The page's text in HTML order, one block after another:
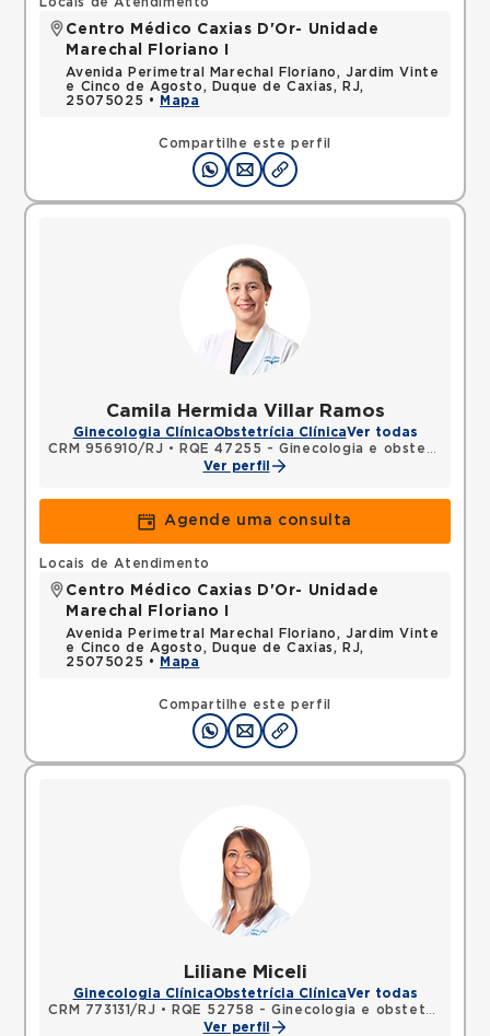
Compartilhe este perfil
Centro Médico Caxias D'Or- Unidade
Marechal Floriano I
Avenida Perimetral Marechal Floriano, Jardim Vinte
e Cinco de Agosto, Duque de Caxias, RJ,
25075025 •
Mapa
Camila Hermida Villar Ramos
Ginecologia ClínicaObstetrícia ClínicaVer todas
CRM 956910/RJ •
RQE 47255 - Ginecologia e obstetrícia
Ver perfil
Agende uma consulta
Compartilhe este perfil
Locais de Atendimento
Centro Médico Caxias D'Or- Unidade
Marechal Floriano I
Avenida Perimetral Marechal Floriano, Jardim Vinte
e Cinco de Agosto, Duque de Caxias, RJ,
25075025 •
Mapa
Liliane Miceli
Ginecologia ClínicaObstetrícia ClínicaVer todas
CRM 773131/RJ •
RQE 52758 - Ginecologia e obstetrícia
Ver perfil